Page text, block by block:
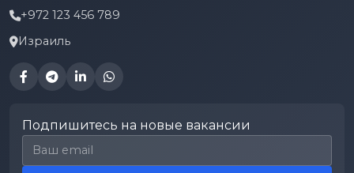
+972 123 456 789
Израиль
Подпишитесь на новые вакансии
Email для подписки